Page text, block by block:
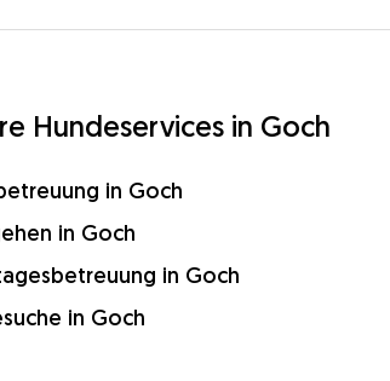
Hundeservices in Goch
in Goch
in Goch
in Goch
in Goch